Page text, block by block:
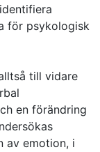
för psykologisk
till vidare
en förändring
av emotion, i